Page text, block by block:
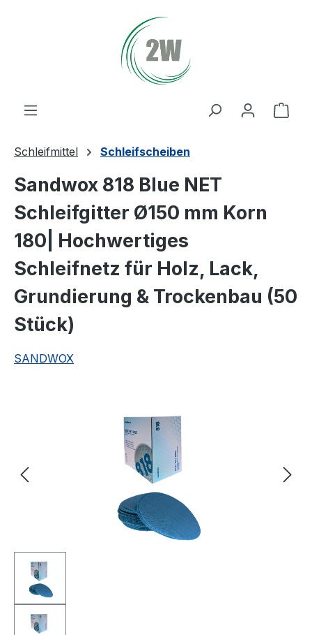
Schleifmittel Schleifscheiben
Sandwox 818 Blue NET
Schleifgitter Ø150 mm Korn
180| Hochwertiges
Schleifnetz für Holz, Lack,
Grundierung & Trockenbau (50
Stück)
SANDWOX